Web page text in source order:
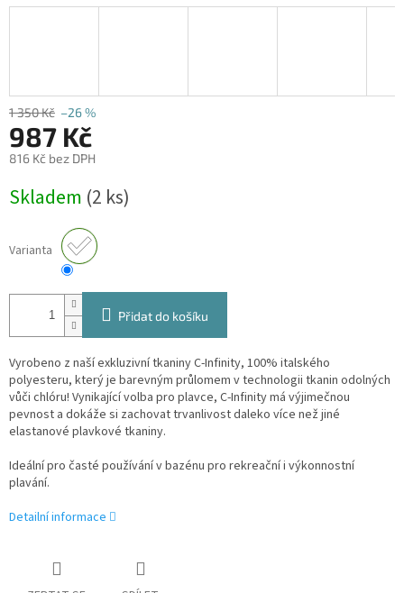
1 350 Kč –26 %
987 Kč
816 Kč bez DPH
cena:
Skladem (2 ks)
Varianta
Přidat do košíku
Vyrobeno z naší exkluzivní tkaniny C-Infinity, 100% italského
polyesteru, který je barevným průlomem v technologii tkanin odolných
vůči chlóru! Vynikající volba pro plavce, C-Infinity má výjimečnou
pevnost a dokáže si zachovat trvanlivost daleko více než jiné
elastanové plavkové tkaniny.
Ideální pro časté používání v bazénu pro rekreační i výkonnostní
plavání.
Detailní informace